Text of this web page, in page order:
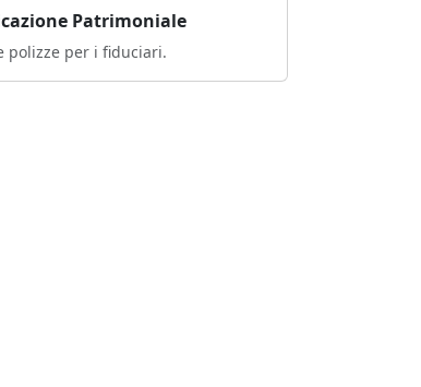
Patrimoniale
polizze per i fiduciari.